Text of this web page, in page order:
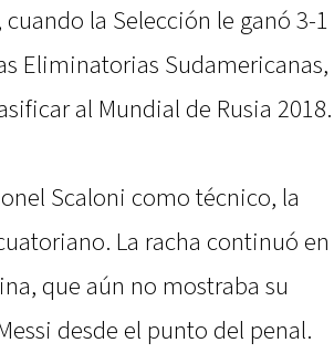
la Selección le ganó 3-1
Eliminatorias Sudamericanas,
al Mundial de Rusia 2018.
Scaloni como técnico, la
La racha continuó en
que aún no mostraba su
desde el punto del penal.